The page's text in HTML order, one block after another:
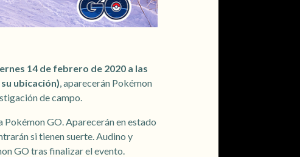
14 de febrero de 2020 a las
ubicación), aparecerán Pokémon
de campo.
GO. Aparecerán en estado
si tienen suerte. Audino y
GO tras finalizar el evento.